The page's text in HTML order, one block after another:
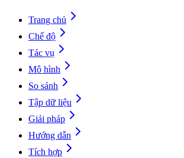
Trang chủ
Chế độ
Tác vụ
Mô hình
So sánh
Tập dữ liệu
Giải pháp
Hướng dẫn
Tích hợp